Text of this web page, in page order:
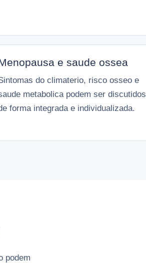
e saude ossea
do climaterio, risco osseo e
metabolica podem ser discutidos
forma integrada e individualizada.
podem